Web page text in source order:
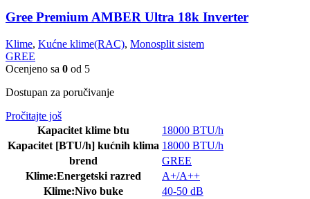
Gree Premium AMBER Ultra 18k Inverter
Klime, Kućne klime(RAC), Monosplit sistem
GREE
Ocenjeno sa 0 od 5
Dostupan za poručivanje
Pročitajte još
Kapacitet klime btu
18000 BTU/h
Kapacitet [BTU/h] kućnih klima 18000 BTU/h
brend
GREE
Klime:Energetski razred
A+/A++
Klime:Nivo buke
40-50 dB